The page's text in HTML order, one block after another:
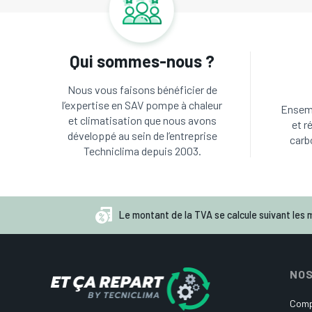
Qui sommes-nous ?
Nous vous faisons bénéficier de
l’expertise en SAV pompe à chaleur
et climatisation que nous avons
développé au sein de l’entreprise
Techniclima depuis 2003.
et
Le montant de la TVA se calcule suivant